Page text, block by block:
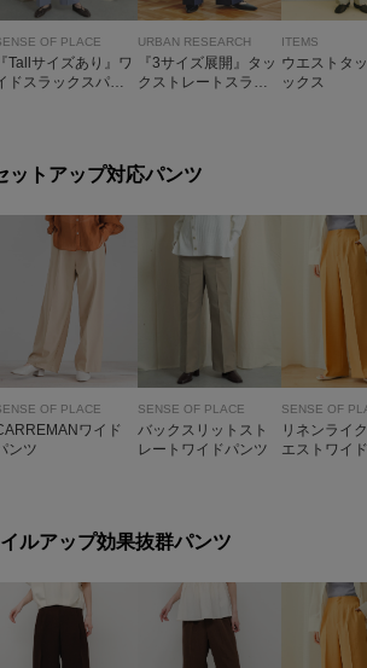
OF PLACE
『Tallサイズあり』ワ
ドスラックスパン
URBAN RESEARCH
『3サイズ展開』タッ
クストレートスラッ
ITEMS
ウエストタ
ックス
ットアップ対応パンツ
OF PLACE
ワイド
ンツ
SENSE OF PLACE
バックスリットスト
レートワイドパンツ
SENSE OF
リネンライ
エストワイ
ルアップ効果抜群パンツ